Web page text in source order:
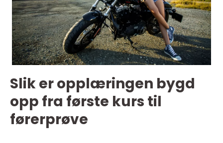
Slik er opplæringen bygd
opp fra første kurs til
førerprøve